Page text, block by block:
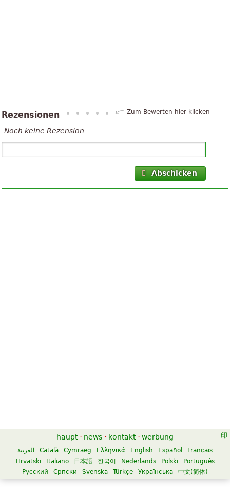
Rezensionen Zum Bewerten hier klicken
Noch keine Rezension
Abschicken
haupt · news · kontakt · werbung
العربية Català Cymraeg Ελληνικά English Español
Français
Hrvatski
Italiano 日本語 한국어 Nederlands Polski
Português
Русский
Српски Svenska Türkçe Українська 中文(简体)